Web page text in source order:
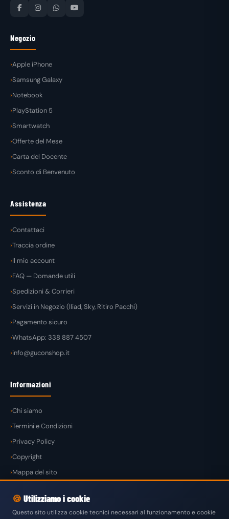
Negozio
Apple iPhone
Samsung Galaxy
Notebook
PlayStation 5
Smartwatch
Offerte del Mese
Carta del Docente
Sconto di Benvenuto
Assistenza
Contattaci
Traccia ordine
Il mio account
FAQ — Domande utili
Spedizioni & Corrieri
Servizi in Negozio (Iliad, Sky, Ritiro Pacchi)
Pagamento sicuro
WhatsApp: 338 887 4507
info@guconshop.it
Informazioni
Chi siamo
Termini e Condizioni
Privacy Policy
Copyright
Mappa del sito
🍪 Utilizziamo i cookie
Questo sito utilizza cookie tecnici necessari al funzionamento e cookie